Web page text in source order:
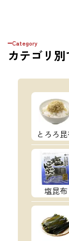
Category
カテゴリ 別
とろろ
塩昆布